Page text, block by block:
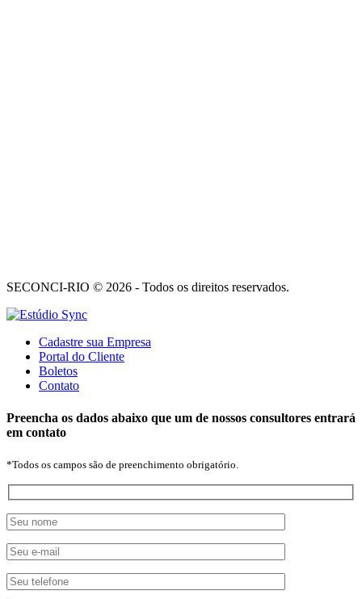
SECONCI-RIO © 2026 - Todos os direitos reservados.
Cadastre sua Empresa
Portal do Cliente
Boletos
Contato
Preencha os dados abaixo que um de nossos consultores entrará
em contato
*Todos os campos são de preenchimento obrigatório.